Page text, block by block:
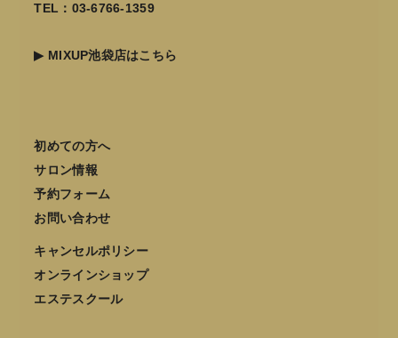
TEL：03-6766-1359
▶ MIXUP池袋店はこちら
初めての方へ
サロン情報
予約フォーム
お問い合わせ
キャンセルポリシー
オンラインショップ
エステスクール